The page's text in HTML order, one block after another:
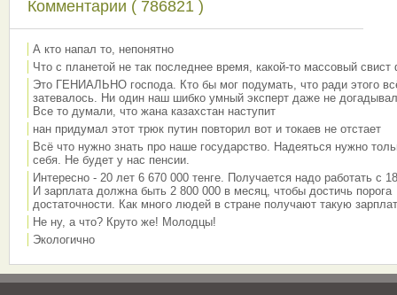
Комментарии ( 786821 )
А кто напал то, непонятно
Что с планетой не так последнее время, какой-то массовый свист
Это ГЕНИАЛЬНО господа. Кто бы мог подумать, что ради этого
затевалось. Ни один наш шибко умный эксперт даже не
Все то думали, что жана казахстан наступит
нан придумал этот трюк путин повторил вот и токаев не отстает
Всё что нужно знать про наше государство. Надеяться нужно
себя. Не будет у нас пенсии.
Интересно - 20 лет 6 670 000 тенге. Получается надо работать с
И зарплата должна быть 2 800 000 в месяц, чтобы достичь порога
достаточности. Как много людей в стране получают такую
Не ну, а что? Круто же! Молодцы!
Экологично